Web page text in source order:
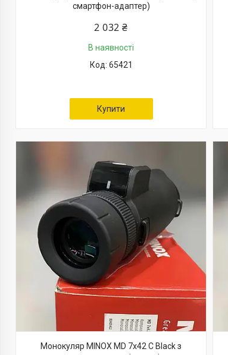
смартфон-адаптер)
2 032 ₴
В наявності
65421
Купити
Монокуляр MINOX MD 7x42 C Black з